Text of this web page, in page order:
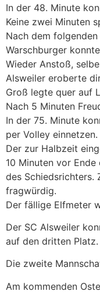
In der 48. Minute
Keine zwei Minuten
Nach dem
Warschburger
Wieder Anstoß,
Alsweiler eroberte
Groß legte quer auf
Nach 5 Minuten
In der 75. Minute
per Volley einnetzen.
Der zur Halbzeit
10 Minuten vor
des Schiedsrichters.
fragwürdig.
Der fällige Elfmeter
Der SC Alsweiler
auf den dritten Platz.
Die zweite
Am kommenden